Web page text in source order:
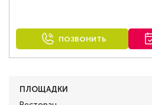
ПОЗВОНИТЬ
ПЛОЩАДКИ